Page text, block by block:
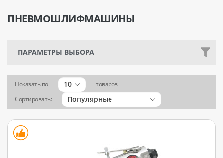
ПНЕВМОШЛИФМАШИНЫ
ПАРАМЕТРЫ ВЫБОРА
Показать по 10
товаров
Сортировать:
Популярные